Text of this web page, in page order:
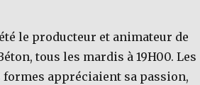
le producteur et animateur de
tous les mardis à 19H00. Les
formes appréciaient sa passion,